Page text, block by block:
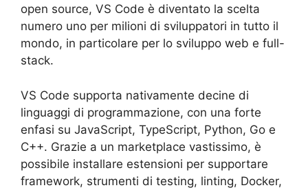
open source, VS Code è diventato la scelta
numero uno per milioni di sviluppatori in tutto il
mondo, in particolare per lo sviluppo web e full-
stack.
VS Code supporta nativamente decine di
linguaggi di programmazione, con una forte
enfasi su JavaScript, TypeScript, Python, Go e
C++. Grazie a un marketplace vastissimo, è
possibile installare estensioni per supportare
framework, strumenti di testing, linting, Docker,